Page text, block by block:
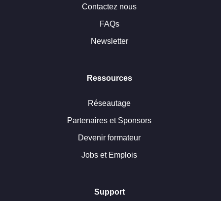
Contactez nous
FAQs
Newsletter
Ressources
Réseautage
Partenaires et Sponsors
Devenir formateur
Jobs et Emplois
Support